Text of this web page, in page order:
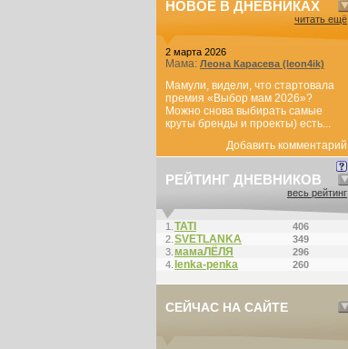
НОВОЕ В ДНЕВНИКАХ
читать ещё
2 марта 2026
Мама: Леона Карасева (leon4ik)
Мамули, видели, что стартовала
премия «Выбор мам 2026»?
Можно снова выбирать самые
круты бренды и проекты) есть...
Добавить комментарий
РЕЙТИНГ ДНЕВНИКОВ
весь рейтинг
1. ТАТI
406
2. SVETLANKA
349
3. мамаЛЁЛЯ
296
4. lenka-penka 260
СЕЙЧАС НА САЙТЕ